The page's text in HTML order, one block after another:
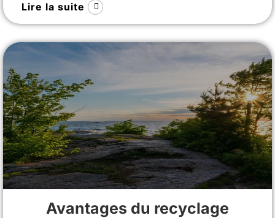
Lire la suite
Avantages du recyclage